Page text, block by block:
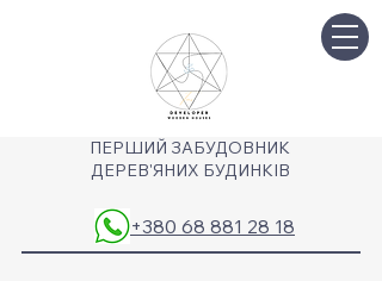
ПЕРШИЙ ЗАБУДОВНИК
ДЕРЕВ'ЯНИХ БУДИНКІВ
+380 68 881 28 18